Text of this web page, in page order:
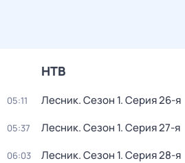
НТВ
05:11 Лесник. Сезон 1. Серия 26-я
05:37 Лесник. Сезон 1. Серия 27-я
06:03 Лесник. Сезон 1. Серия 28-я